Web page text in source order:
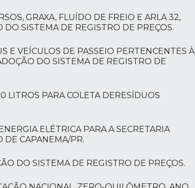
GRAXA, FLUÍDO DE FREIO E ARLA 32,
SISTEMA DE REGISTRO DE PREÇOS.
E VEÍCULOS DE PASSEIO PERTENCENTES À
DO SISTEMA DE REGISTRO DE
LITROS PARA COLETA DERESÍDUOS
ELÉTRICA PARA A SECRETARIA
DE CAPANEMA/PR.
DO SISTEMA DE REGISTRO DE PREÇOS.